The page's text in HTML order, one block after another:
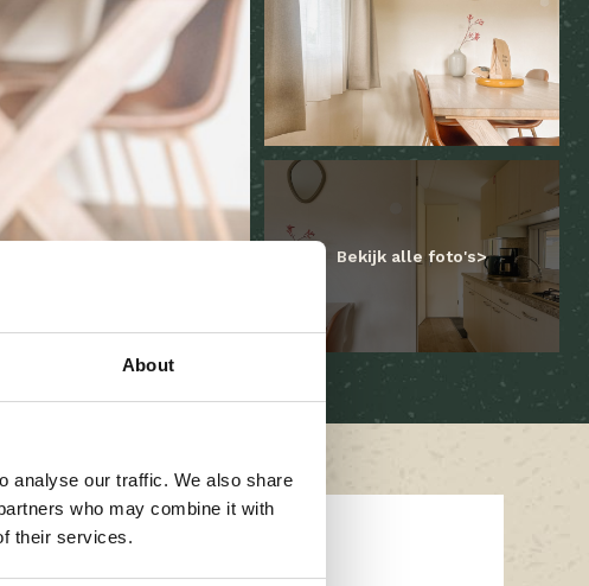
About
analyse our traffic. We also share
who may combine it with
their services.
Bekijk alle foto's
Belangrijke informatie